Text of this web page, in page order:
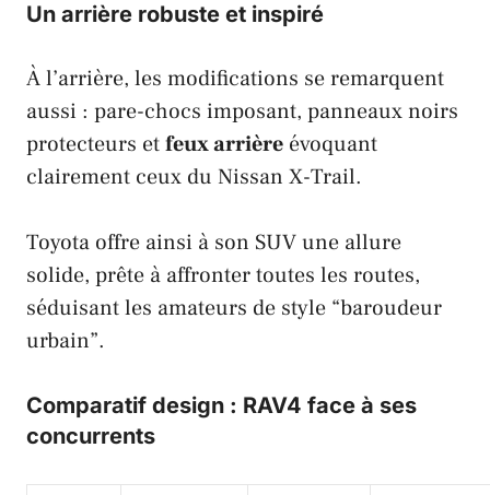
Un arrière robuste et inspiré
À l’arrière, les modifications se remarquent
aussi : pare-chocs imposant, panneaux noirs
protecteurs etfeux arrière évoquant
clairement ceux du Nissan X-Trail.
Toyota offre ainsi à son SUV une allure
solide, prête à affronter toutes les routes,
séduisant les amateurs de style “baroudeur
urbain”.
Comparatif design : RAV4 face à ses
concurrents